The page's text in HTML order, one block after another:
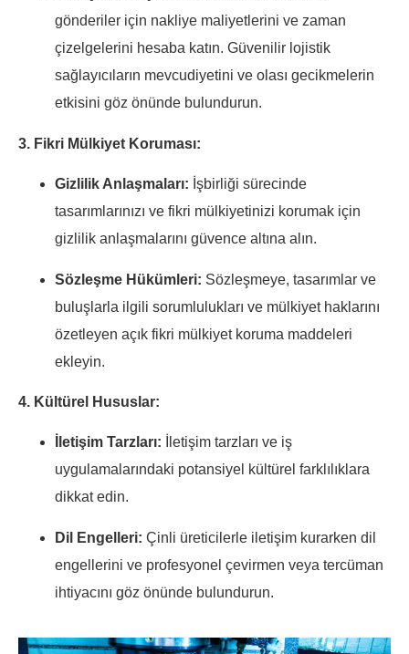
gönderiler için nakliye maliyetlerini ve zaman
çizelgelerini hesaba katın. Güvenilir lojistik
sağlayıcıların mevcudiyetini ve olası gecikmelerin
etkisini göz önünde bulundurun.
3. Fikri Mülkiyet Koruması:
Gizlilik Anlaşmaları: İşbirliği sürecinde
tasarımlarınızı ve fikri mülkiyetinizi korumak için
gizlilik anlaşmalarını güvence altına alın.
Sözleşme Hükümleri: Sözleşmeye, tasarımlar ve
buluşlarla ilgili sorumlulukları ve mülkiyet haklarını
özetleyen açık fikri mülkiyet koruma maddeleri
ekleyin.
4. Kültürel Hususlar:
İletişim Tarzları: İletişim tarzları ve iş
uygulamalarındaki potansiyel kültürel farklılıklara
dikkat edin.
Dil Engelleri: Çinli üreticilerle iletişim kurarken dil
engellerini ve profesyonel çevirmen veya tercüman
ihtiyacını göz önünde bulundurun.